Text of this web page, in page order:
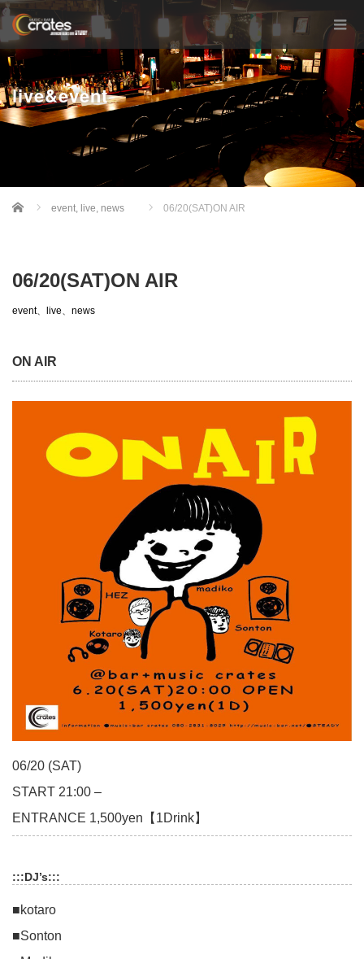
live&event
Home event, live, news 06/20(SAT)ON AIR
06/20(SAT)ON AIR
event、 live、 news
ON AIR
06/20 (SAT)
START 21:00 –
ENTRANCE 1,500yen【1Drink】
:::DJ’s:::
■kotaro
■Sonton